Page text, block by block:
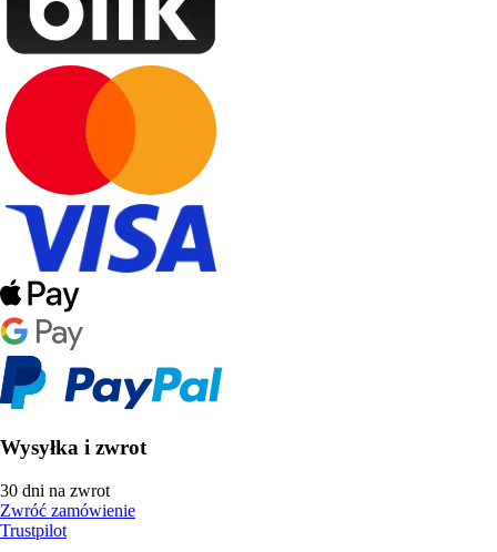
Wysyłka i zwrot
30 dni na zwrot
Zwróć zamówienie
Trustpilot